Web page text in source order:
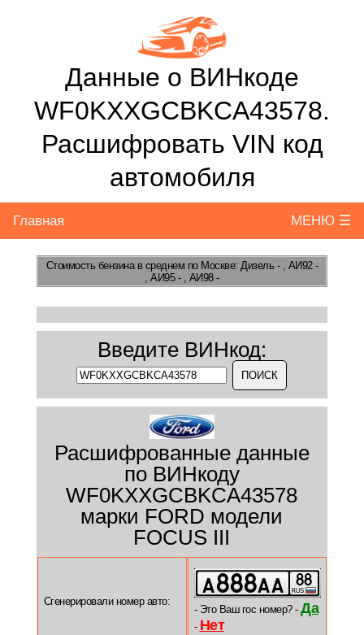
Данные о ВИНкоде
WF0KXXGCBKCA43578.
Расшифровать VIN код
автомобиля
Главная МЕНЮ ☰
Стоимость бензинав среднем по Москве: Дизель - , АИ92 -
, АИ95 - , АИ98 -
Введите ВИНкод:
Расшифрованные данные
по ВИНкоду
WF0KXXGCBKCA43578
марки FORD модели
FOCUS III
Сгенерировали номер авто:
- Это Ваш гос номер? - Да
- Нет